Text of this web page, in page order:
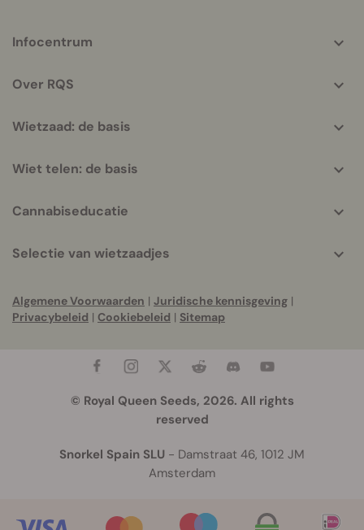
helpful
Infocentrum
Over RQS
Wietzaad: de basis
Wiet telen: de basis
Cannabiseducatie
Selectie van wietzaadjes
Algemene Voorwaarden | Juridische kennisgeving |
Privacybeleid | Cookiebeleid | Sitemap
© Royal Queen Seeds, 2026. All rights
reserved
Snorkel Spain SLU - Damstraat 46, 1012 JM
Amsterdam